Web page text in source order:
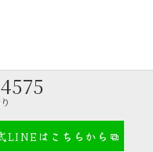
LINEはこちらから